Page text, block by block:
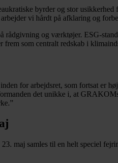
byrder og stor
vi hårdt på afklaring og
rådgivning og værktøjer. ESG-
som centralt redskab i
for arbejdsret, som fortsat er
det unikke i, at
maj samles til en helt speciel